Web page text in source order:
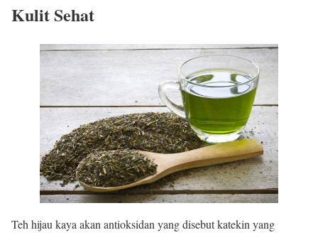
Kulit Sehat
Teh hijau kaya akan antioksidan yang disebut katekin yang